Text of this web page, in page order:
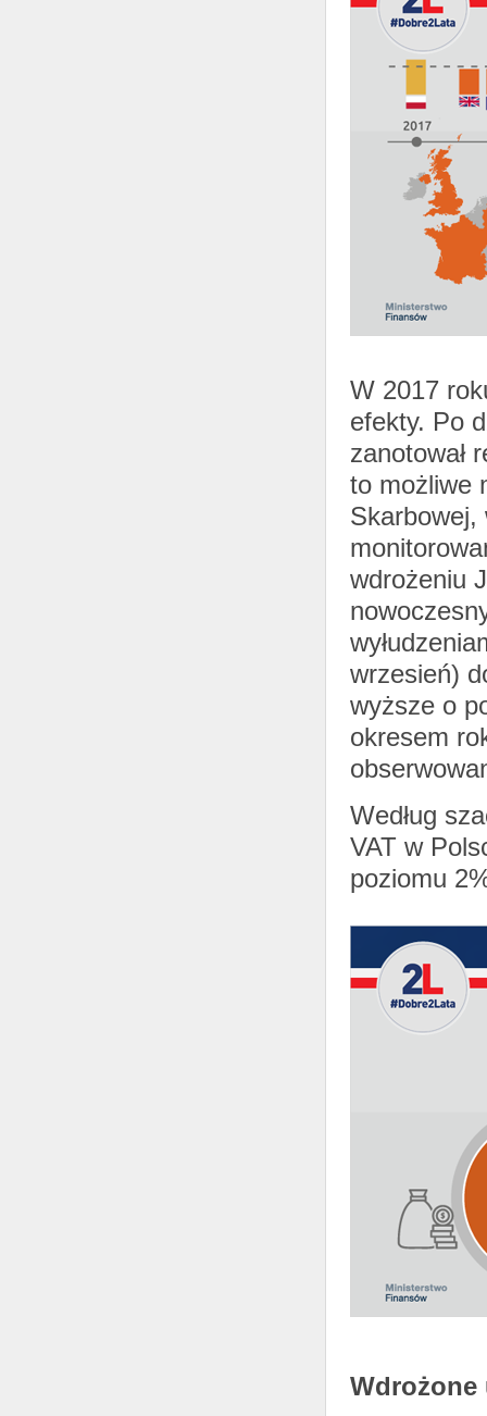
W 2017
efekty. Po
zanotował
to możliwe
Skarbowej,
wdrożeniu
wrzesień)
wyższe o
okresem
Według
VAT w
poziomu
Wdrożone